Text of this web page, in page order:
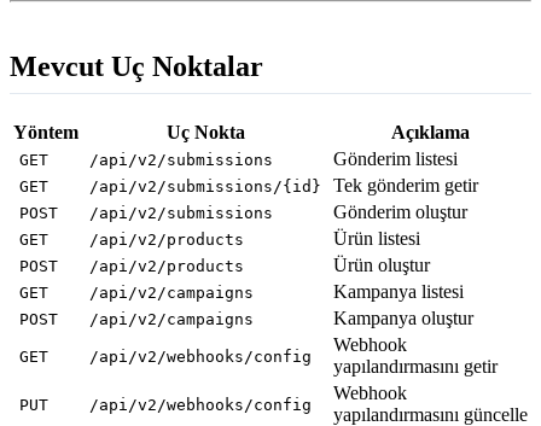
Mevcut Uç Noktalar
Yöntem Uç Nokta Açıklama
GET /api/v2/submissions Gönderim listesi
GET /api/v2/submissions/{id} Tek gönderim getir
POST /api/v2/submissions Gönderim oluştur
GET /api/v2/products Ürün listesi
POST /api/v2/products Ürün oluştur
GET /api/v2/campaigns Kampanya listesi
POST /api/v2/campaigns Kampanya oluştur
GET /api/v2/webhooks/config
Webhook
yapılandırmasını getir
PUT /api/v2/webhooks/config
Webhook
yapılandırmasını güncelle